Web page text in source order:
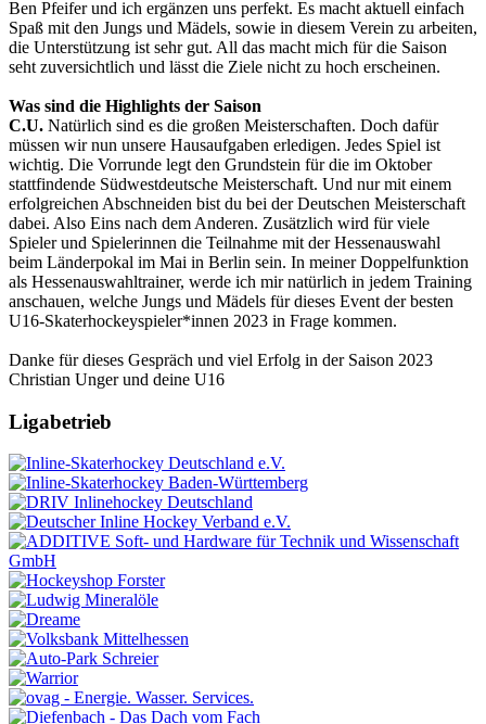
Ben Pfeifer und ich ergänzen uns perfekt. Es macht aktuell einfach
Spaß mit den Jungs und Mädels, sowie in diesem Verein zu arbeiten,
die Unterstützung ist sehr gut. All das macht mich für die Saison
seht zuversichtlich und lässt die Ziele nicht zu hoch erscheinen.
Was sind die Highlights der Saison
C.U. Natürlich sind es die großen Meisterschaften. Doch dafür
müssen wir nun unsere Hausaufgaben erledigen. Jedes Spiel ist
wichtig. Die Vorrunde legt den Grundstein für die im Oktober
stattfindende Südwestdeutsche Meisterschaft. Und nur mit einem
erfolgreichen Abschneiden bist du bei der Deutschen Meisterschaft
dabei. Also Eins nach dem Anderen. Zusätzlich wird für viele
Spieler und Spielerinnen die Teilnahme mit der Hessenauswahl
beim Länderpokal im Mai in Berlin sein. In meiner Doppelfunktion
als Hessenauswahltrainer, werde ich mir natürlich in jedem Training
anschauen, welche Jungs und Mädels für dieses Event der besten
U16-Skaterhockeyspieler*innen 2023 in Frage kommen.
Danke für dieses Gespräch und viel Erfolg in der Saison 2023
Christian Unger und deine U16
Ligabetrieb